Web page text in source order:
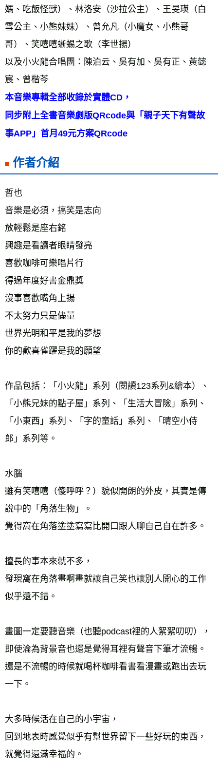
媽、吃飯怪獸）、林洛安（沙拉公主）、王旻瑛（白
雪公主、小熊妹妹）、曾允凡（小魔女、小熊哥
哥）、笑嘻嘻蜥蜴之歌（李世揚）
以及小火龍合唱團：陳泊云、吳有加、吳有正、黃懿
宸、曾楷芩
本音樂專輯全部收錄於實體CD，
同步附上全書音樂劇版QRcode與「親子天下有聲故
事APP」首月49元方案QRcode
作者介紹
哲也
音樂是必須，搞笑是志向
放輕鬆是座右銘
興趣是看讀者眼睛發亮
喜歡咖啡可樂唱片行
得過年度好書金鼎獎
沒事喜歡嘴角上揚
不太努力只是儘量
世界光明和平是我的夢想
你的歡喜雀躍是我的願望
作品包括：「小火龍」系列（閱讀123系列&繪本）、
「小熊兄妹的點子屋」系列、「生活大冒險」系列、
「小東西」系列、「字的童話」系列、「晴空小侍
郎」系列等。
水腦
雖有笑嘻嘻（傻呼呼？）貌似開朗的外皮，其實是傳
說中的「角落生物」。
覺得窩在角落塗塗寫寫比開口跟人聊自己自在許多。
擅長的事本來就不多，
發現窩在角落畫啊畫就讓自己笑也讓別人開心的工作
似乎還不錯。
畫圖一定要聽音樂（也聽podcast裡的人絮絮叨叨），
即使淪為背景音也還是覺得耳裡有聲音下筆才流暢。
還是不流暢的時候就喝杯咖啡看書看漫畫或跑出去玩
一下。
大多時候活在自己的小宇宙，
回到地表時感覺似乎有幫世界留下一些好玩的東西，
就覺得還滿幸福的。